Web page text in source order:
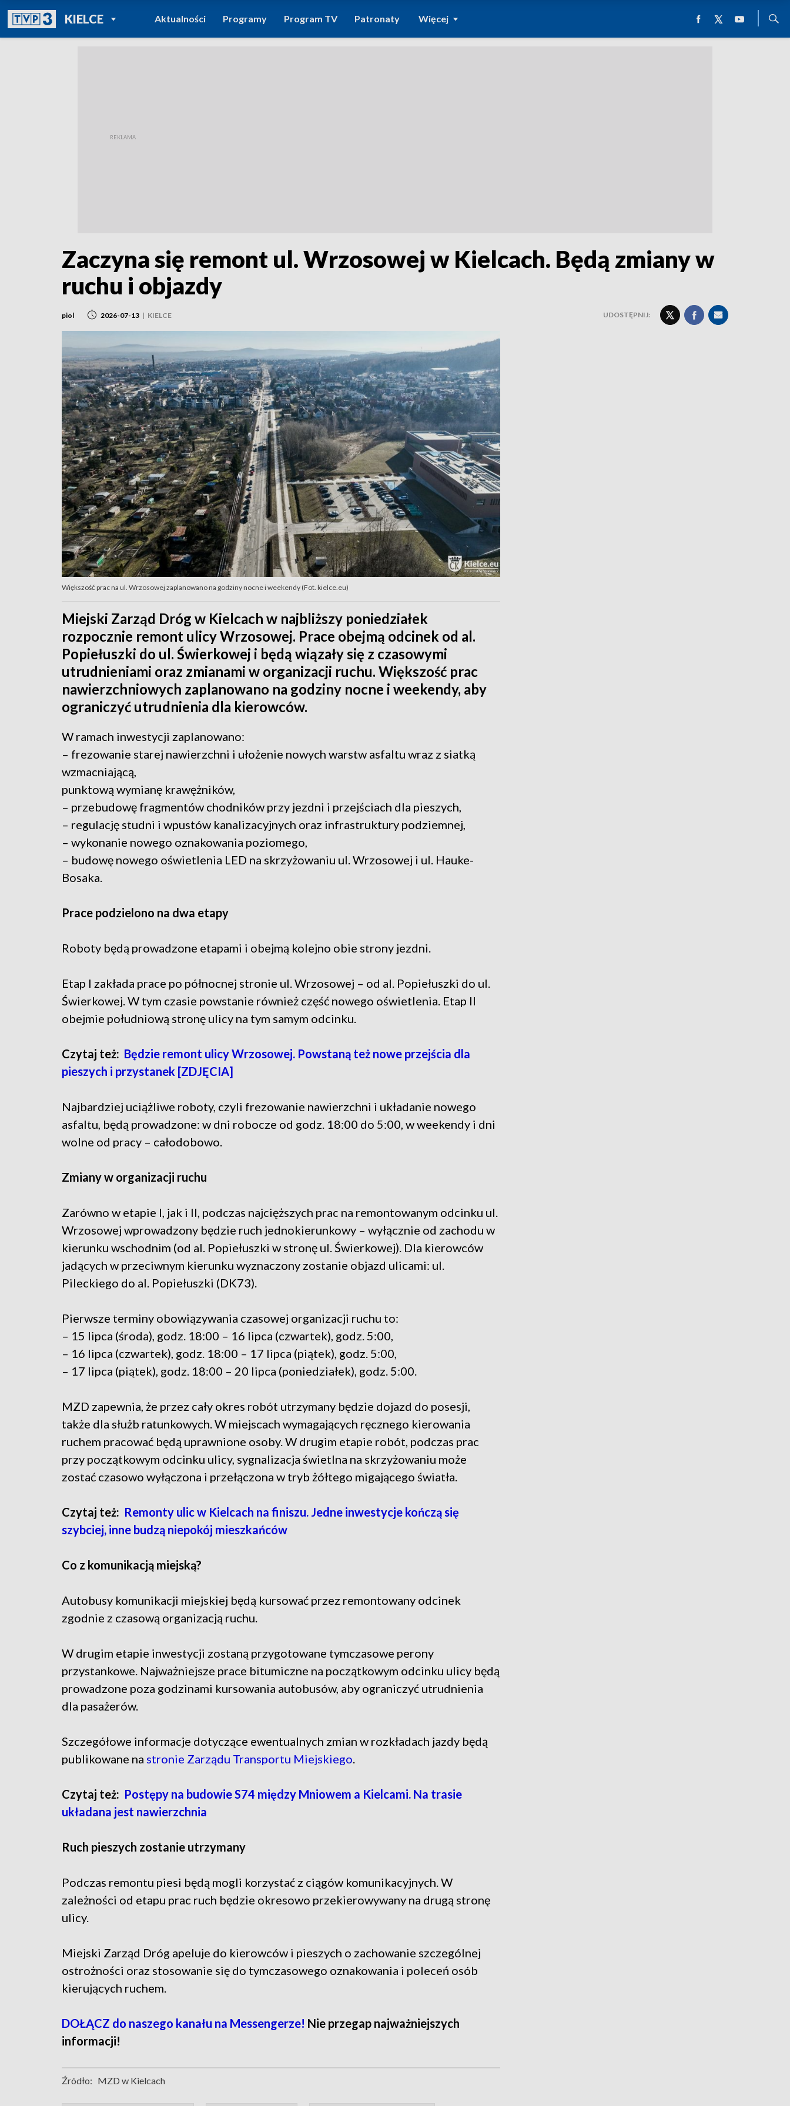
KIELCEPOWRÓT DO
TVP REGIONY
Aktualności Programy Program TV Patronaty Więcej
Zaczyna się remont ul. Wrzosowej w Kielcach. Będą zmiany w
ruchu i objazdy
piol 2026-07-13 | KIELCE UDOSTĘPNIJ:
Większość prac na ul. Wrzosowej zaplanowano na godziny nocne i weekendy (Fot. kielce.eu)
Miejski Zarząd Dróg w Kielcach w najbliższy poniedziałek
rozpocznie remont ulicy Wrzosowej. Prace obejmą odcinek od al.
Popiełuszki do ul. Świerkowej i będą wiązały się z czasowymi
utrudnieniami oraz zmianami w organizacji ruchu. Większość prac
nawierzchniowych zaplanowano na godziny nocne i weekendy, aby
ograniczyć utrudnienia dla kierowców.
W ramach inwestycji zaplanowano:
– frezowanie starej nawierzchni i ułożenie nowych warstw asfaltu wraz z siatką
wzmacniającą,
punktową wymianę krawężników,
– przebudowę fragmentów chodników przy jezdni i przejściach dla pieszych,
– regulację studni i wpustów kanalizacyjnych oraz infrastruktury podziemnej,
– wykonanie nowego oznakowania poziomego,
– budowę nowego oświetlenia LED na skrzyżowaniu ul. Wrzosowej i ul. Hauke-
Bosaka.
Prace podzielono na dwa etapy
Roboty będą prowadzone etapami i obejmą kolejno obie strony jezdni.
Etap I zakłada prace po północnej stronie ul. Wrzosowej – od al. Popiełuszki do ul.
Świerkowej. W tym czasie powstanie również część nowego oświetlenia. Etap II
obejmie południową stronę ulicy na tym samym odcinku.
Czytaj też: Będzie remont ulicy Wrzosowej. Powstaną też nowe przejścia dla
pieszych i przystanek [ZDJĘCIA]
Najbardziej uciążliwe roboty, czyli frezowanie nawierzchni i układanie nowego
asfaltu, będą prowadzone: w dni robocze od godz. 18:00 do 5:00, w weekendy i dni
wolne od pracy – całodobowo.
Zmiany w organizacji ruchu
Zarówno w etapie I, jak i II, podczas najcięższych prac na remontowanym odcinku ul.
Wrzosowej wprowadzony będzie ruch jednokierunkowy – wyłącznie od zachodu w
kierunku wschodnim (od al. Popiełuszki w stronę ul. Świerkowej). Dla kierowców
jadących w przeciwnym kierunku wyznaczony zostanie objazd ulicami: ul.
Pileckiego do al. Popiełuszki (DK73).
Pierwsze terminy obowiązywania czasowej organizacji ruchu to:
– 15 lipca (środa), godz. 18:00 – 16 lipca (czwartek), godz. 5:00,
– 16 lipca (czwartek), godz. 18:00 – 17 lipca (piątek), godz. 5:00,
– 17 lipca (piątek), godz. 18:00 – 20 lipca (poniedziałek), godz. 5:00.
MZD zapewnia, że przez cały okres robót utrzymany będzie dojazd do posesji,
także dla służb ratunkowych. W miejscach wymagających ręcznego kierowania
ruchem pracować będą uprawnione osoby. W drugim etapie robót, podczas prac
przy początkowym odcinku ulicy, sygnalizacja świetlna na skrzyżowaniu może
zostać czasowo wyłączona i przełączona w tryb żółtego migającego światła.
Czytaj też: Remonty ulic w Kielcach na finiszu. Jedne inwestycje kończą się
szybciej, inne budzą niepokój mieszkańców
Co z komunikacją miejską?
Autobusy komunikacji miejskiej będą kursować przez remontowany odcinek
zgodnie z czasową organizacją ruchu.
W drugim etapie inwestycji zostaną przygotowane tymczasowe perony
przystankowe. Najważniejsze prace bitumiczne na początkowym odcinku ulicy będą
prowadzone poza godzinami kursowania autobusów, aby ograniczyć utrudnienia
dla pasażerów.
Szczegółowe informacje dotyczące ewentualnych zmian w rozkładach jazdy będą
publikowane na stronie Zarządu Transportu Miejskiego.
Czytaj też: Postępy na budowie S74 między Mniowem a Kielcami. Na trasie
układana jest nawierzchnia
Ruch pieszych zostanie utrzymany
Podczas remontu piesi będą mogli korzystać z ciągów komunikacyjnych. W
zależności od etapu prac ruch będzie okresowo przekierowywany na drugą stronę
ulicy.
Miejski Zarząd Dróg apeluje do kierowców i pieszych o zachowanie szczególnej
ostrożności oraz stosowanie się do tymczasowego oznakowania i poleceń osób
kierujących ruchem.
DOŁĄCZ do naszego kanału na Messengerze! Nie przegap najważniejszych
informacji!
Źródło: MZD w Kielcach